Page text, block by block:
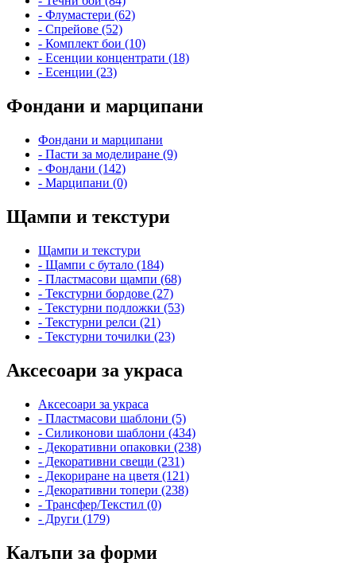
- Флумастери (62)
- Спрейове (52)
- Комплект бои (10)
- Есенции концентрати (18)
- Есенции (23)
Фондани и марципани
Фондани и марципани
- Пасти за моделиране (9)
- Фондани (142)
- Марципани (0)
Щампи и текстури
Щампи и текстури
- Щампи с бутало (184)
- Пластмасови щампи (68)
- Текстурни бордове (27)
- Текстурни подложки (53)
- Текстурни релси (21)
- Текстурни точилки (23)
Аксесоари за украса
Аксесоари за украса
- Пластмасови шаблони (5)
- Силиконови шаблони (434)
- Декоративни опаковки (238)
- Декоративни свещи (231)
- Декориране на цветя (121)
- Декоративни топери (238)
- Трансфер/Текстил (0)
- Други (179)
Калъпи за форми